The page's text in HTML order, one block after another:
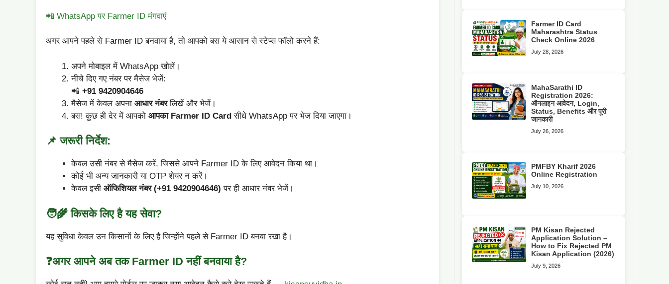
📲 WhatsApp पर Farmer ID मंगवाएं
अगर आपने पहले से Farmer ID बनवाया है, तो आपको बस ये आसान से स्टेप्स फॉलो करने हैं:
अपने मोबाइल में WhatsApp खोलें।
नीचे दिए गए नंबर पर मैसेज भेजें:
📲 +91 9420904646
मैसेज में केवल अपना आधार नंबरलिखें और भेजें।
बस! कुछ ही देर में आपको आपका Farmer ID Card सीधे WhatsApp पर भेज दिया जाएगा।
📌 जरूरी निर्देश:
केवल उसी नंबर से मैसेज करें, जिससे आपने Farmer ID के लिए आवेदन किया था।
कोई भी अन्य जानकारी या OTP शेयर न करें।
केवल इसी ऑफिशियल नंबर (+91 9420904646) पर ही आधार नंबर भेजें।
🧑‍🌾 किसके लिए है यह सेवा?
यह सुविधा केवल उन किसानों के लिए है जिन्होंने पहले से Farmer ID बनवा रखा है।
❓अगर आपने अब तक Farmer ID नहीं बनवाया है?
Farmer ID Card
Maharashtra Status
Check Online 2026
July 28, 2026
MahaSarathi ID
Registration 2026:
ऑनलाइन आवेदन, Login,
Status, Benefits और पूरी
जानकारी
July 26, 2026
PMFBY Kharif 2026
Online Registration
July 10, 2026
PM Kisan Rejected
Application Solution –
How to Fix Rejected PM
Kisan Application (2026)
July 9, 2026